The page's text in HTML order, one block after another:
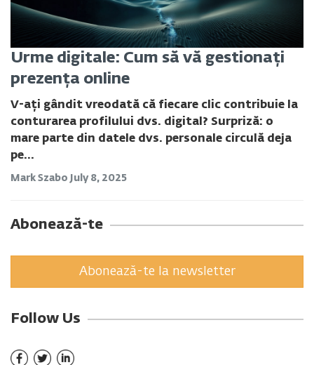
Urme digitale: Cum să vă gestionați
prezența online
V-ați gândit vreodată că fiecare clic contribuie la
conturarea profilului dvs. digital? Surpriză: o
mare parte din datele dvs. personale circulă deja
pe...
Mark Szabo July 8, 2025
Abonează-te
Abonează-te la newsletter
Follow Us